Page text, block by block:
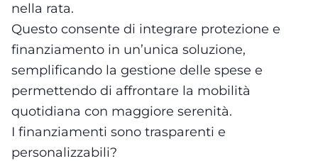
nella rata.
Questo consente di integrare protezione e
finanziamento in un’unica soluzione,
semplificando la gestione delle spese e
permettendo di affrontare la mobilità
quotidiana con maggiore serenità.
I finanziamenti sono trasparenti e
personalizzabili?